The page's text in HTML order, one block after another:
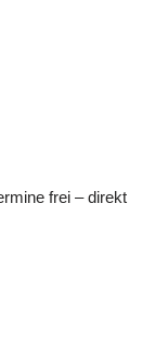
frei – direkt